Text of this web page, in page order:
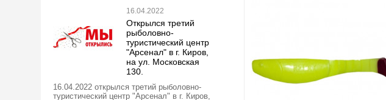
16.04.2022
Открылся третий
рыболовно-
туристический центр
"Арсенал" в г. Киров,
на ул. Московская
130.
16.04.2022 открылся третий рыболовно-
туристический центр "Арсенал" в г. Киров,